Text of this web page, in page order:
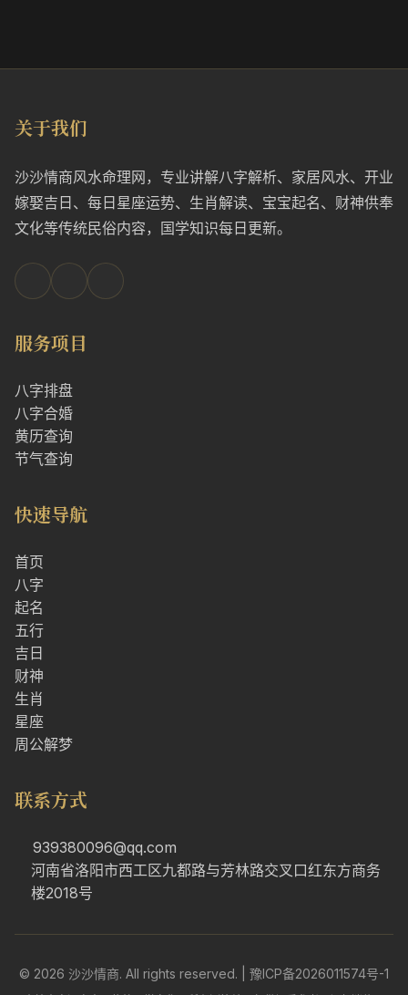
关于我们
沙沙情商风水命理网，专业讲解八字解析、家居风水、开业
嫁娶吉日、每日星座运势、生肖解读、宝宝起名、财神供奉
文化等传统民俗内容，国学知识每日更新。
服务项目
八字排盘
八字合婚
黄历查询
节气查询
快速导航
首页
八字
起名
五行
吉日
财神
生肖
星座
周公解梦
联系方式
939380096@qq.com
河南省洛阳市西工区九都路与芳林路交叉口红东方商务
楼2018号
© 2026 沙沙情商. All rights reserved. | 豫ICP备2026011574号-1